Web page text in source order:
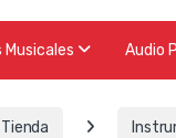
Audio
Tienda